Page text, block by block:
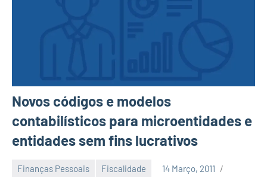
Novos códigos e modelos
contabilísticos para microentidades e
entidades sem fins lucrativos
Finanças Pessoais Fiscalidade
14 Março, 2011